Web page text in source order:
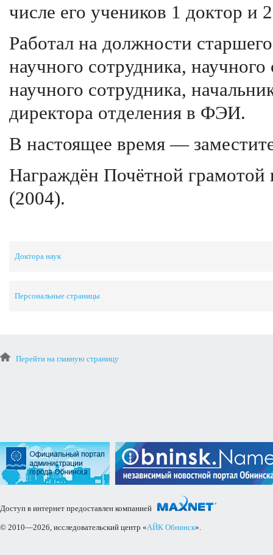
числе его учеников 1 доктор и
Работал на должности
научного сотрудника,
научного сотрудника,
директора отделения в ФЭИ.
В настоящее время —
Награждён Почётной грамотой
(2004).
Доктора наук
Персональные страницы
Перейти на главную страницу
Доступ в интернет предоставлен компанией
© 2010—2026, исследовательский центр «АЙК Обнинск».